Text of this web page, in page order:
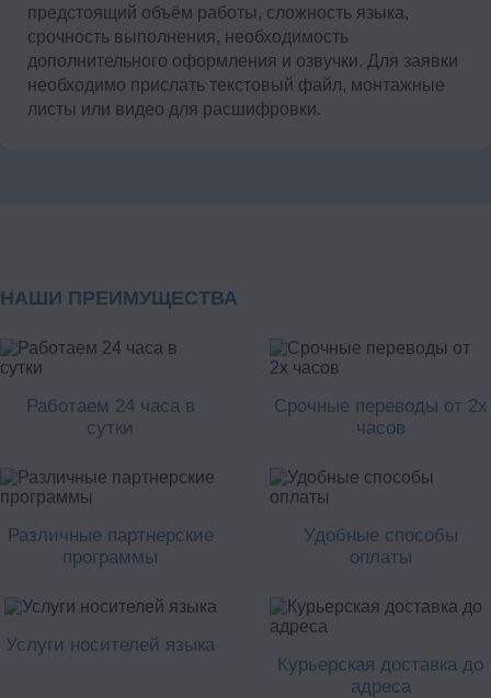
предстоящий объём работы, сложность языка,
срочность выполнения, необходимость
дополнительного оформления и озвучки. Для заявки
необходимо прислать текстовый файл, монтажные
листы или видео для расшифровки.
НАШИ ПРЕИМУЩЕСТВА
Работаем 24 часа в
сутки
Срочные переводы от 2х
часов
Различные партнерские
программы
Удобные способы
оплаты
Услуги носителей языка
Курьерская доставка до
адреса